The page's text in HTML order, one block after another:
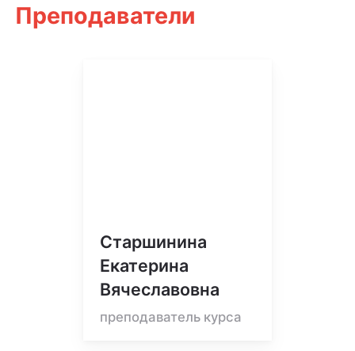
Преподаватели
Старшинина
Екатерина
Вячеславовна
преподаватель курса